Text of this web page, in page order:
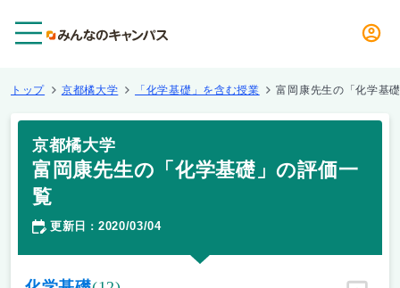
トップ 京都橘大学 「化学基礎」を含む授業 富岡康先生の「化学基
京都橘大学
富岡康先生の「化学基礎」の評価一
覧
更新日 ： 2020/03/04